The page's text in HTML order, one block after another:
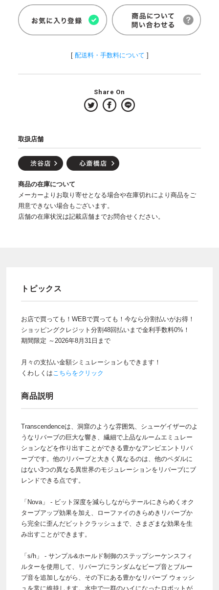
[ 配送料・手数料について ]
Share On
取扱店舗
商品の在庫について
メーカーよりお取り寄せとなる場合や在庫切れにより商品をご
用意できない場合もございます。
店舗の在庫状況は記載店舗までお問合せください。
トピックス
お店で買っても！WEBで買っても！今なら分割払いがお得！
ショッピングクレジット分割48回払いまで金利手数料0%！
期間限定 ～2026年8月31日まで
月々の支払い金額シミュレーションもできます！
くわしくはこちらをクリック
商品説明
Transcendenceは、洞窟のような雰囲気、シューゲイザーのよ
うなリバーブの巨大な響き、繊細で上品なルームエミュレー
ションなどを作り出すことができる豊かなアンビエントリバ
ーブです。他のリバーブと大きく異なるのは、他のペダルに
はない3つの異なる異世界のモジュレーションをリバーブにブ
レンドできる点です。
「Nova」 - ビット深度を減らしながらテールにきらめくオク
ターブアップ効果を加え、ローファイのきらめきリバーブか
ら完全に歪んだビットクラッシュまで、さまざまな効果を生
み出すことができます。
「s/h」 - サンプル&ホールド制御のステップシーケンスフィ
ルターを使用して、リバーブにランダムなビープ音とブルー
プ音を追加しながら、その下にある豊かなリバーブ ウォッシ
ュを常に維持します。水中で一群のハイになったロボットが